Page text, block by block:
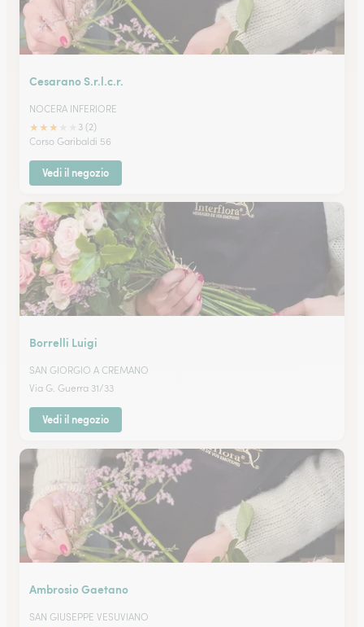
Cesarano S.r.l.c.r.
NOCERA INFERIORE
★★★
3 (2)
Corso Garibaldi 56
Vedi il negozio
Borrelli Luigi
SAN GIORGIO A CREMANO
Via G. Guerra 31/33
Vedi il negozio
Ambrosio Gaetano
SAN GIUSEPPE VESUVIANO